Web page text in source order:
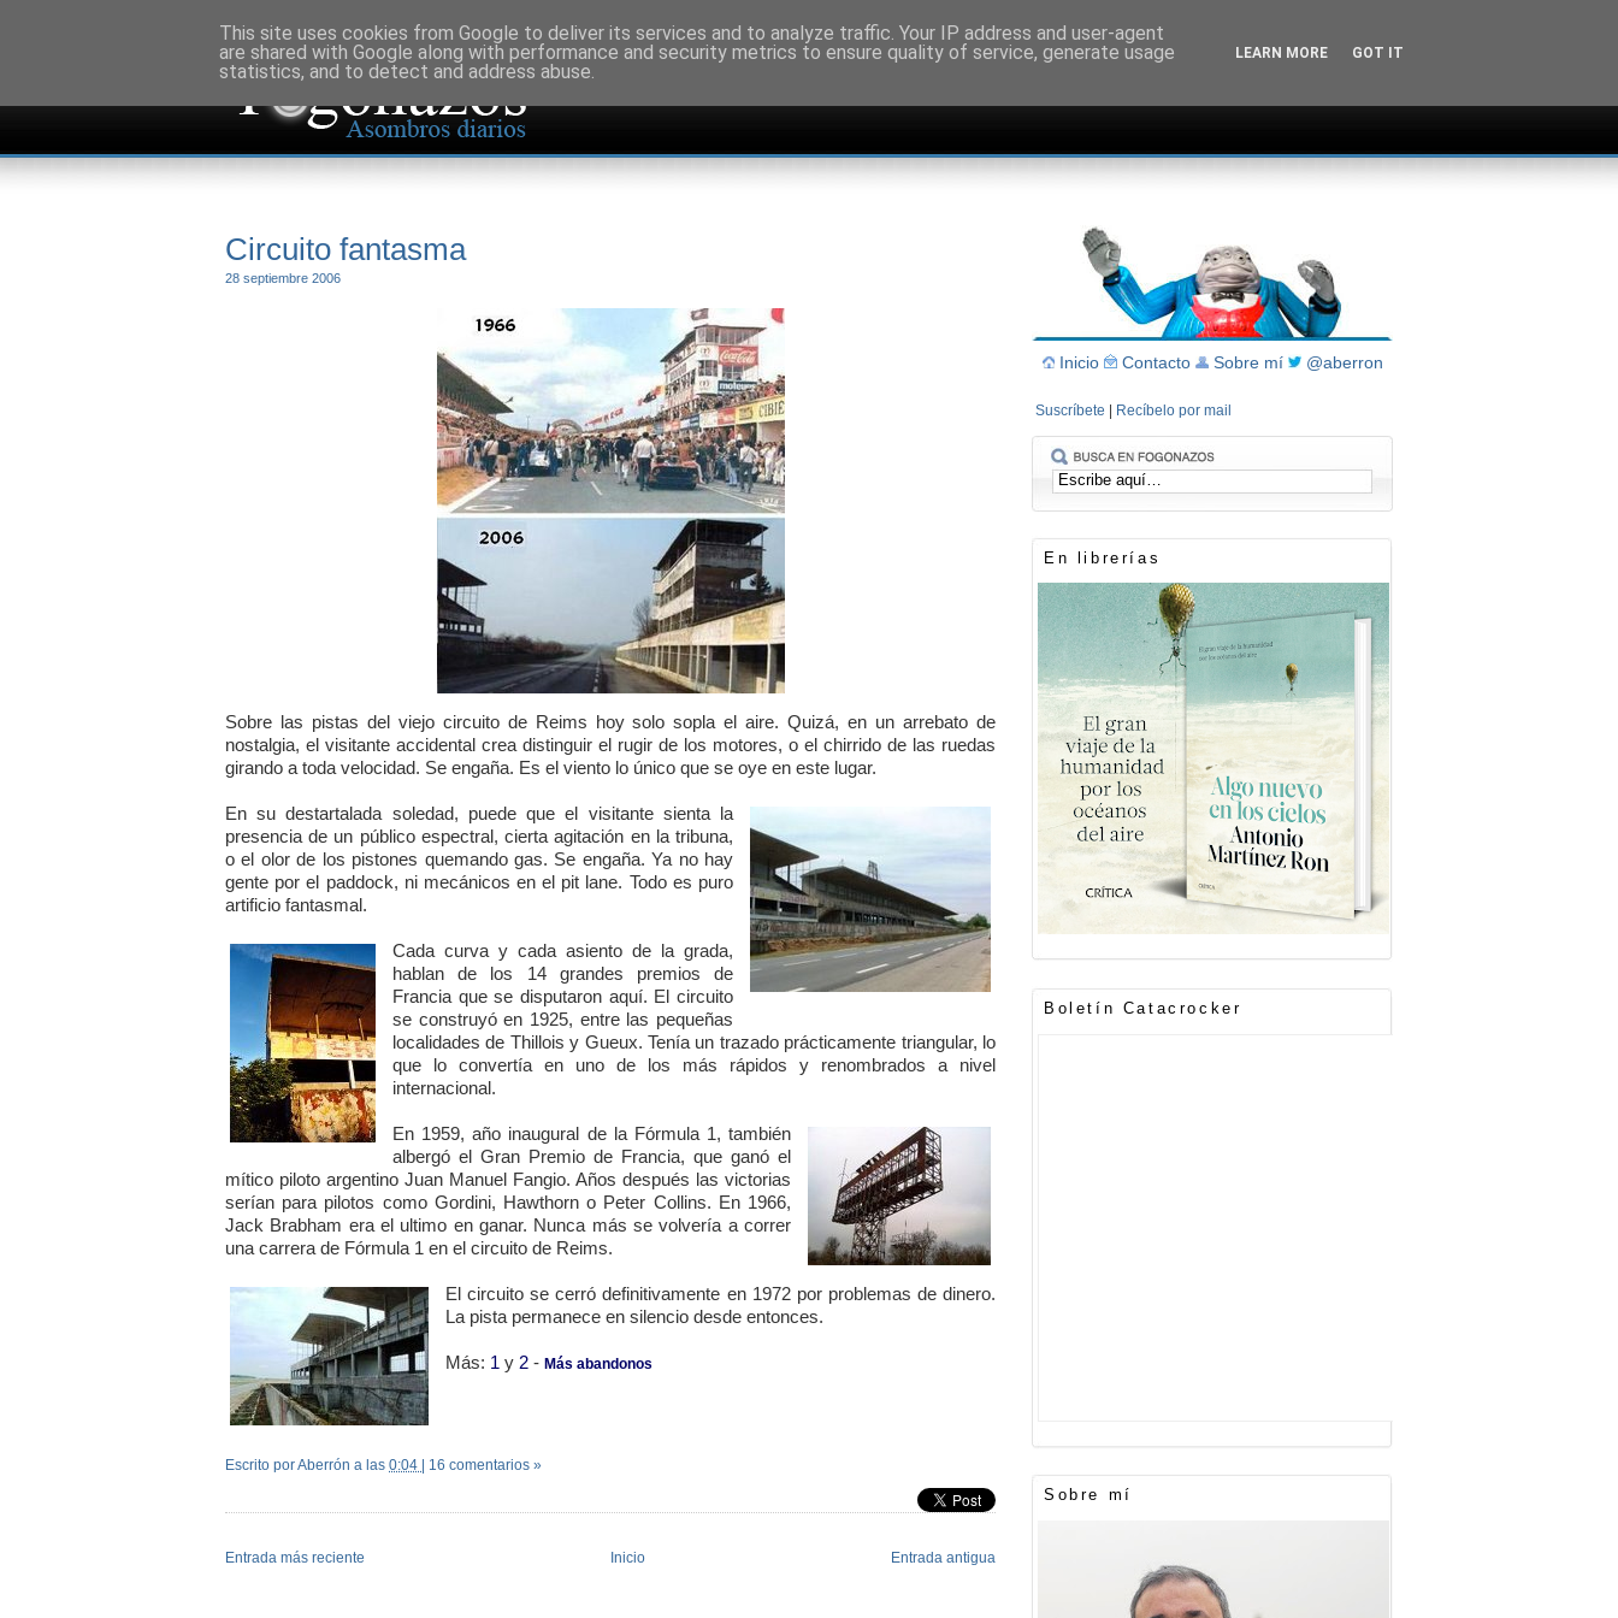
Circuito fantasma
28 septiembre 2006
Sobre las pistas del viejo circuito de Reims hoy solo sopla el aire. Quizá, en un arrebato de
nostalgia, el visitante accidental crea distinguir el rugir de los motores, o el chirrido de las ruedas
girando a toda velocidad. Se engaña. Es el viento lo único que se oye en este lugar.
En su destartalada soledad, puede que el visitante sienta la
presencia de un público espectral, cierta agitación en la tribuna,
o el olor de los pistones quemando gas. Se engaña. Ya no hay
gente por el paddock, ni mecánicos en el pit lane. Todo es puro
artificio fantasmal.
Cada curva y cada asiento de la grada,
hablan de los 14 grandes premios de
Francia que se disputaron aquí. El circuito
se construyó en 1925, entre las pequeñas
localidades de Thillois y Gueux. Tenía un trazado prácticamente triangular, lo
que lo convertía en uno de los más rápidos y renombrados a nivel
internacional.
En 1959, año inaugural de la Fórmula 1, también
albergó el Gran Premio de Francia, que ganó el
mítico piloto argentino Juan Manuel Fangio. Años después las victorias
serían para pilotos como Gordini, Hawthorn o Peter Collins. En 1966,
Jack Brabham era el ultimo en ganar. Nunca más se volvería a correr
una carrera de Fórmula 1 en el circuito de Reims.
El circuito se cerró definitivamente en 1972 por problemas de dinero.
La pista permanece en silencio desde entonces.
Más: 1 y 2 - Más abandonos
Escrito por Aberrón a las 0:04 | 16 comentarios »
Entrada más reciente Entrada antigua
Inicio
Inicio Contacto Sobre mí @aberron
Suscríbete Recíbelo por mail
En librerías
Boletín Catacrocker
Sobre mí
This site uses cookies from Google to deliver its services and to analyze traffic. Your IP address and user-agent
are shared with Google along with performance and security metrics to ensure quality of service, generate usage
statistics, and to detect and address abuse.
LEARN MORE GOT IT